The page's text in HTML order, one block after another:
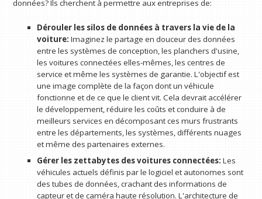
données? Ils cherchent à permettre aux entreprises de:
Dérouler les silos de données à travers la vie de la
voiture: Imaginez le partage en douceur des données
entre les systèmes de conception, les planchers d'usine,
les voitures connectées elles-mêmes, les centres de
service et même les systèmes de garantie. L'objectif est
une image complète de la façon dont un véhicule
fonctionne et de ce que le client vit. Cela devrait accélérer
le développement, réduire les coûts et conduire à de
meilleurs services en décomposant ces murs frustrants
entre les départements, les systèmes, différents nuages ​​
et même des partenaires externes.
Gérer les zettabytes des voitures connectées: Les
véhicules actuels définis par le logiciel et autonomes sont
des tubes de données, crachant des informations de
capteur et de caméra haute résolution. L'architecture de